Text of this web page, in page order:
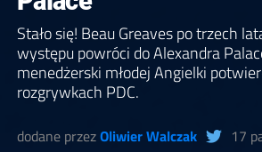
Stało się! Beau Greaves po trzech
występu powróci do Alexandra
menedżerski młodej Angielki
rozgrywkach PDC.
dodane przezOliwier Walczak 17